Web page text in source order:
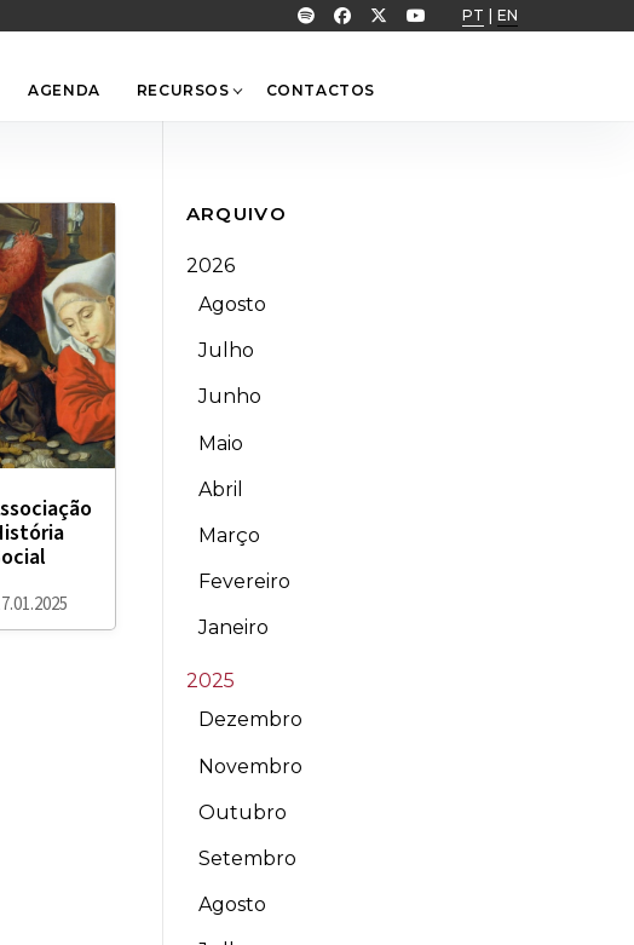
PT EN
AGENDA RECURSOS CONTACTOS
ARQUIVO
2026
Agosto
Julho
Junho
Maio
Abril
Março
Fevereiro
Janeiro
2025
Dezembro
Novembro
Outubro
Setembro
Agosto